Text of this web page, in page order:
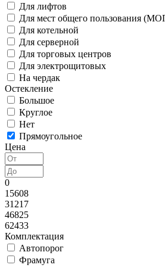
Для лифтов
Для мест общего пользования
Для котельной
Для серверной
Для торговых центров
Для электрощитовых
На чердак
Остекление
Большое
Круглое
Нет
Прямоугольное
Цена
0
15608
31217
46825
62433
Комплектация
Автопорог
Фрамуга